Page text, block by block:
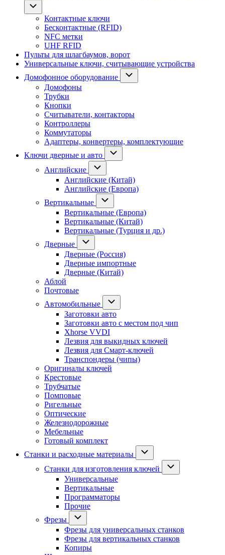
Контактные ключи
Бесконтактные (RFID)
NFC метки
UHF RFID
Пульты для шлагбаумов, ворот
Универсальные ключи, считывающие устройства
Домофонное оборудование
Домофоны
Трубки
Кнопки
Считыватели, контакторы
Контроллеры
Коммутаторы
Адаптеры, конвертеры, комплектующие
Ключи дверные и авто
Английские
Английские (Китай)
Английские (Европа)
Вертикальные
Вертикальные (Европа)
Вертикальные (Китай)
Вертикальные (Турция и др.)
Дверные
Дверные (Россия)
Дверные импортные
Дверные (Китай)
Аблой
Почтовые
Автомобильные
Заготовки авто
Заготовки авто с местом под чип
Xhorse VVDI
Лезвия для выкидных ключей
Лезвия для Смарт-ключей
Транспондеры (чипы)
Оригиналы ключей
Крестовые
Трубчатые
Помповые
Ригельные
Оптические
Железнодорожные
Мебельные
Готовый комплект
Станки и расходные материалы
Станки для изготовления ключей
Универсальные
Вертикальные
Программаторы
Прочие
Фрезы
Фрезы для универсальных станков
Фрезы для вертикальных станков
Копиры